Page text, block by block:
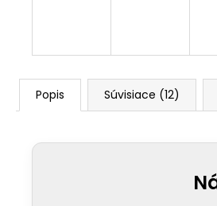
Popis Súvisiace (12)